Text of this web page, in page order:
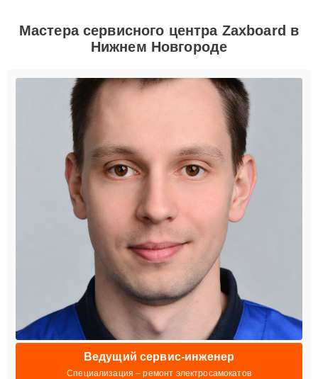
Мастера сервисного центра Zaxboard в
Нижнем Новгороде
Ведущий сервис-инженер
Специализация – ремонт электросамокатов